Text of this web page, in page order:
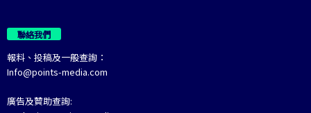
聯絡我們
報料、投稿及一般查詢：
Info@points-media.com
廣告及贊助查詢: